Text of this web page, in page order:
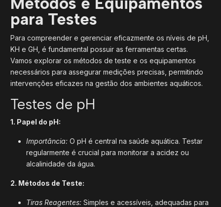
para Testes
Para compreender e gerenciar eficazmente os níveis de pH,
KH e GH, é fundamental possuir as ferramentas certas.
Vamos explorar os métodos de teste e os equipamentos
necessários para assegurar medições precisas, permitindo
intervenções eficazes na gestão dos ambientes aquáticos.
Testes de pH
1. Papel do pH:
Importância: O pH é central na saúde aquática. Testar
regularmente é crucial para monitorar a acidez ou
alcalinidade da água.
2. Métodos de Teste:
Tiras Reagentes: Simples e acessíveis, adequadas para